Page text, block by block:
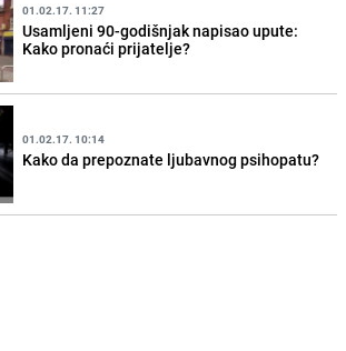
01.02.17. 11:27
Usamljeni 90-godišnjak napisao upute:
Kako pronaći prijatelje?
01.02.17. 10:14
Kako da prepoznate ljubavnog psihopatu?